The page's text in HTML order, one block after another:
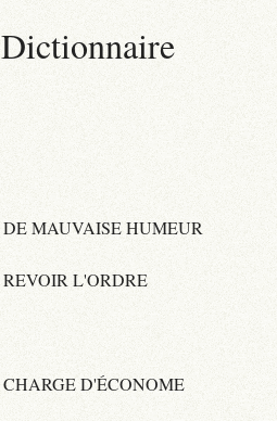
Dictionnaire
DE MAUVAISE HUMEUR
REVOIR L'ORDRE
CHARGE D'ÉCONOME